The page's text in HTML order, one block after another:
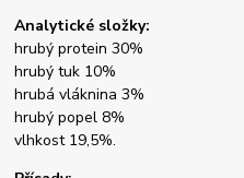
Analytické složky:
hrubý protein 30%
hrubý tuk 10%
hrubá vláknina 3%
hrubý popel 8%
vlhkost 19,5%.